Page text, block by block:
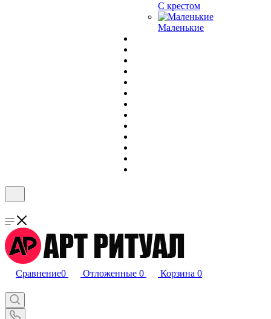
С крестом
Маленькие
Сравнение0 Отложенные 0 Корзина 0